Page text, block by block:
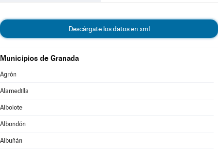
Descárgate los datos en xml
Municipios de Granada
Agrón
Alamedilla
Albolote
Albondón
Albuñán